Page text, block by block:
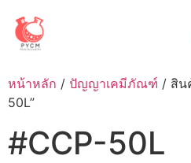
content
หน้าหลัก / ปัญญาเคมีภัณฑ์ / สิน
50L”
#CCP-50L